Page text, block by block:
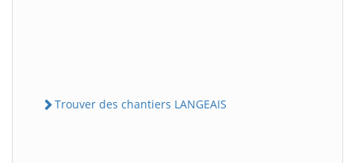
Trouver des chantiers LANGEAIS